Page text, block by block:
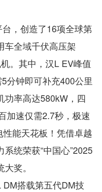
，创造了16项全球第
车全域千伏高压架
。其中，汉L EV峰值
分钟即可补充400公里
功率高达580kW，四
加速仅需2.7秒，极速
能天花板！凭借卓越
统荣获“中国心”2025
奖。
搭载第五代DM技